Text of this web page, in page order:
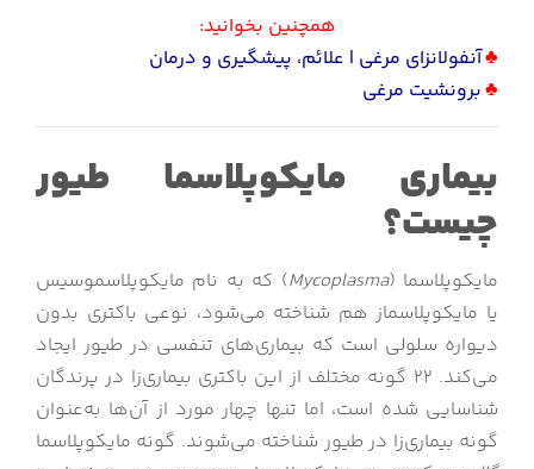
همچنین بخوانید:
♣آنفولانزای مرغی | علائم، پیشگیری و درمان
♣برونشیت مرغی
بیماری مایکوپلاسما طیور
چیست؟
مایکوپلاسما (Mycoplasma) که به نام مایکوپلاسموسیس
یا مایکوپلاسماز هم شناخته می‌شود، نوعی باکتری بدون
دیواره سلولی است که بیماری‌های تنفسی در طیور ایجاد
می‌کند. ۲۲ گونه مختلف از این باکتری بیماری‌زا در پرندگان
شناسایی شده است، اما تنها چهار مورد از آن‌ها به‌عنوان
گونه بیماری‌زا در طیور شناخته می‌شوند. گونه مایکوپلاسما